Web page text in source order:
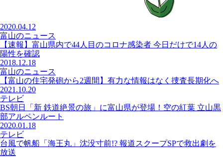
2020.04.12
富山のニュース
【速報】富山県内で44人目のコロナ感染者 今日だけで14人の
陽性を確認
2018.12.18
富山のニュース
【富山の住宅発砲から2週間】有力な情報はなく捜査長期化へ
2021.10.20
テレビ
BS朝日「新 鉄道絶景の旅」に富山県が登場！空の紅葉 立山黒
部アルペンルート
2020.01.18
テレビ
台風で帆船「海王丸」沈没寸前!? 報道スクープSPで救出劇を
放送